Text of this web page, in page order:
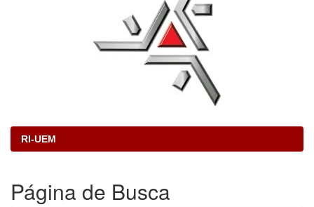
RI-UEM
Página de Busca